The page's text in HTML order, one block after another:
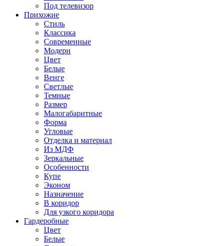
Под телевизор
Прихожие
Стиль
Классика
Современные
Модерн
Цвет
Белые
Венге
Светлые
Темные
Размер
Малогабаритные
Форма
Угловые
Отделка и материал
Из МДФ
Зеркальные
Особенности
Купе
Эконом
Назначение
В коридор
Для узкого коридора
Гардеробные
Цвет
Белые